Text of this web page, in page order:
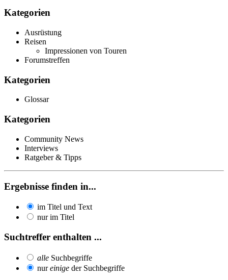
Kategorien
Ausrüstung
Reisen
Impressionen von Touren
Forumstreffen
Kategorien
Glossar
Kategorien
Community News
Interviews
Ratgeber & Tipps
Ergebnisse finden in...
im Titel und Text
nur im Titel
Suchtreffer enthalten ...
alle Suchbegriffe
nureinige der Suchbegriffe